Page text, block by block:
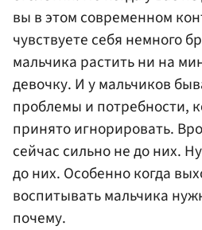
вы в этом современном
чувствуете себя немного
мальчика растить ни на
девочку. И у мальчиков
проблемы и потребности,
принято игнорировать.
сейчас сильно не до них.
до них. Особенно когда
воспитывать мальчика
почему.